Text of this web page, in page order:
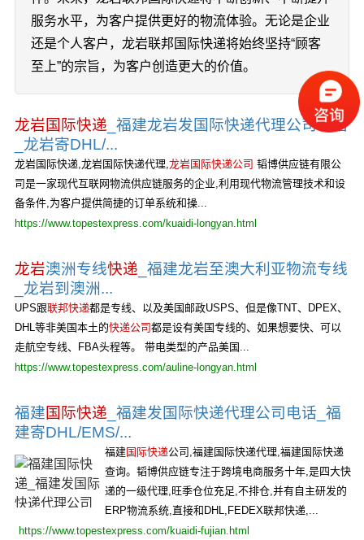
服务水平，为客户提供更好的物流体验。无论是企业
还是个人客户，龙岩联邦国际快递将始终坚持“顾客
至上”的宗旨，为客户创造更大的价值。
龙岩国际快递 _福建龙岩发国际快递代理公司电话
_龙岩寄DHL/...
龙岩国际快递,龙岩国际快递代理,龙岩国际快递公司 韬博供应链有限公
司是一家现代互联网物流供应链服务的企业,利用现代物流管理技术和设
备条件,为客户提供简捷的订单系统和操...
https://www.topestexpress.com/kuaidi-longyan.html
龙岩澳洲专线快递 _福建龙岩至澳大利亚物流专线
_龙岩到澳洲...
UPS跟联邦快递都是专线、以及美国邮政USPS、但是像TNT、DPEX、
DHL等非美国本土的快递公司都是设有美国专线的、如果想要快、可以
走航空专线、FBA头程等。 带电类型的产品美国...
https://www.topestexpress.com/auline-longyan.html
福建国际快递 _福建发国际快递代理公司电话_福
建寄DHL/EMS/...
福建国际快递公司,福建国际快递代理,福建国际快递
查询。韬博供应链专注于跨境电商服务十年,是四大快
递的一级代理,旺季仓位充足,不排仓,并有自主研发的
ERP物流系统,直接和DHL,FEDEX联邦快递,...
https://www.topestexpress.com/kuaidi-fujian.html